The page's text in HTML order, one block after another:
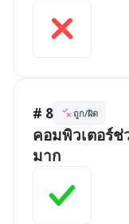
# 8 ถูก/ผิด
คอมพิวเตอร์
มาก